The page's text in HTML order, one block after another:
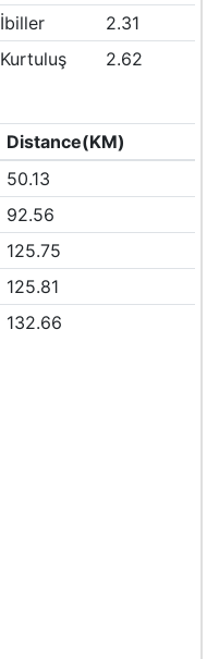
İbiller
2.31
Kurtuluş 2.62
Distance(KM)
50.13
92.56
125.75
125.81
132.66